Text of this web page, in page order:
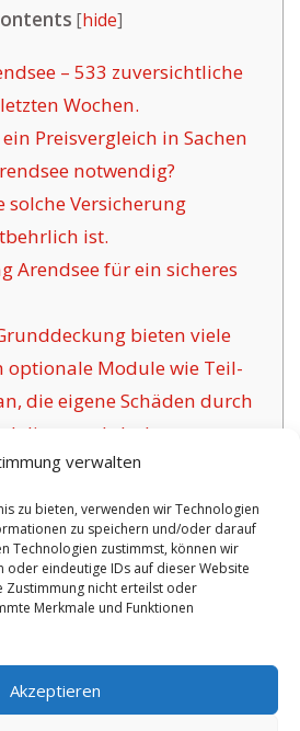
verwalten
zu bieten, verwenden wir Technologien
zu speichern und/oder darauf
Technologien zustimmst, können wir
oder eindeutige IDs auf dieser Website
Zustimmung nicht erteilst oder
Merkmale und Funktionen
Akzeptieren
[hide]
– 533 zuversichtliche
Wochen.
Preisvergleich in Sachen
notwendig?
solche Versicherung
ist.
Arendsee für ein sicheres
bieten viele
optionale Module wie Teil-
die eigene Schäden durch
abdecken.
digitaler
für Arendsee:
Versicherung in Arendsee:
Absicherungen und